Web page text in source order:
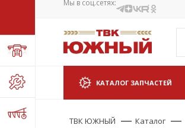
Мы в соц.сетях:
КАТАЛОГ ЗАПЧАСТЕЙ
ТВК ЮЖНЫЙ Каталог